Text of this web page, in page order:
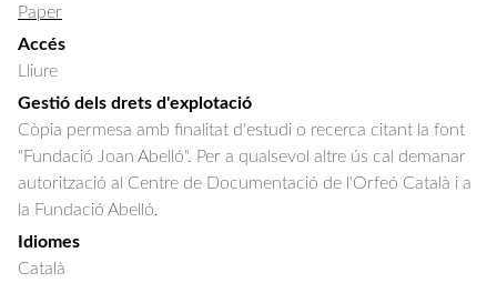
Paper
Accés
Lliure
Gestió dels drets d'explotació
Còpia permesa amb finalitat d'estudi o recerca citant la font
"Fundació Joan Abelló". Per a qualsevol altre ús cal demanar
autorització al Centre de Documentació de l'Orfeó Català i a
la Fundació Abelló.
Idiomes
Català